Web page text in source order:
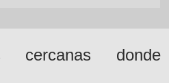
cercanas donde